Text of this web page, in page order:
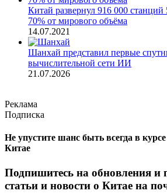
Китай развернул 916 000 станций
70% от мирового объёма
14.07.2021
Шанхай представил первые
вычислительной сети ИИ
21.07.2026
Реклама
Подписка
Не упустите шанс быть всегда в
Китае
Подпишитесь на обновления и
статьи и новости о Китае на